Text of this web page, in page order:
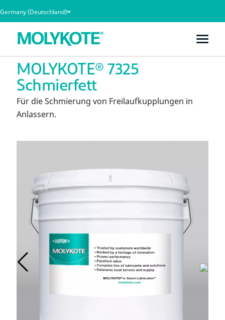
Germany (Deutschland)
Produkte
MOLYKOTE® 7325
Schmierfett
Für die Schmierung von Freilaufkupplungen in
Anlassern.